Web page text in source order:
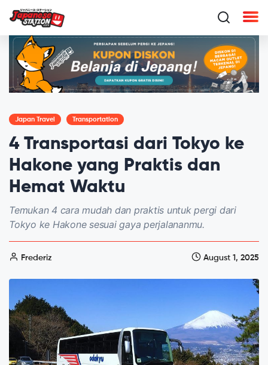
Japan Travel Transportation
4 Transportasi dari Tokyo ke
Hakone yang Praktis dan
Hemat Waktu
Temukan 4 cara mudah dan praktis untuk pergi dari
Tokyo ke Hakone sesuai gaya perjalananmu.
Frederiz August 1, 2025